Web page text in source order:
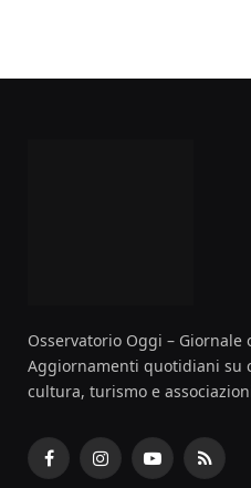
Osservatorio Oggi – Giornale
Aggiornamenti quotidiani su
cultura, turismo e
FacebookInstagramYouTubeRSS